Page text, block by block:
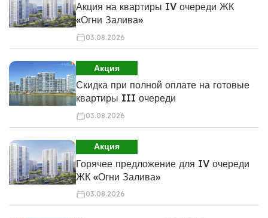
Акция на квартиры IV очереди ЖК
«Огни Залива»
03.08.2026
Акция
Скидка при полной оплате на готовые
квартиры III очереди
03.08.2026
Акция
Горячее предложение для IV очереди
ЖК «Огни Залива»
03.08.2026